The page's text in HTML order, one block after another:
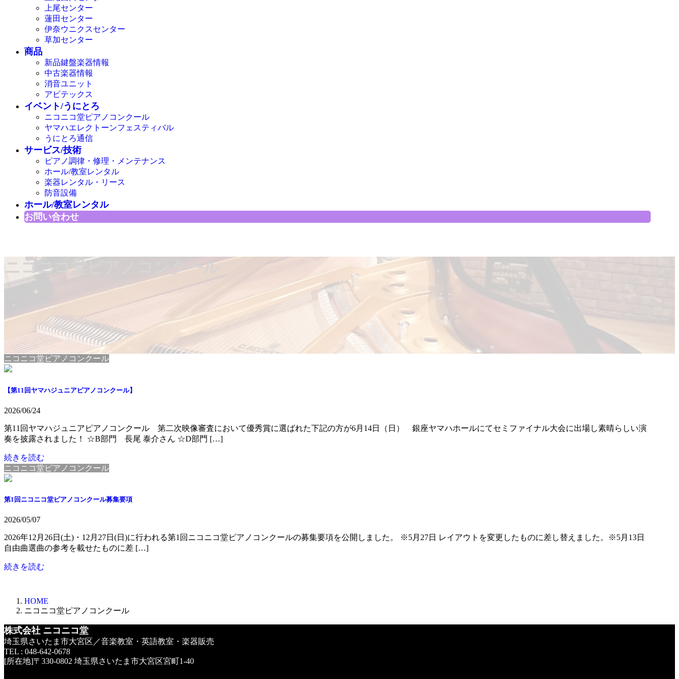
上尾センター
蓮田センター
伊奈ウニクスセンター
草加センター
商品
新品鍵盤楽器情報
中古楽器情報
消音ユニット
アビテックス
イベント/うにとろ
ニコニコ堂ピアノコンクール
ヤマハエレクトーンフェスティバル
うにとろ通信
サービス/技術
ピアノ調律・修理・メンテナンス
ホール/教室レンタル
楽器レンタル・リース
防音設備
ホール/教室レンタル
お問い合わせ
ニコニコ堂ピアノコンクール
ニコニコ堂ピアノコンクール
【第11回ヤマハジュニアピアノコンクール】
2026/06/24
第11回ヤマハジュニアピアノコンクール 第二次映像審査において優秀賞に選ばれた下記の方が6月14日（日） 銀座ヤマハホールにてセミファイナル大会に出場し素晴らしい演
奏を披露されました！ ☆B部門 長尾 泰介さん ☆D部門 […]
続きを読む
ニコニコ堂ピアノコンクール
第1回ニコニコ堂ピアノコンクール募集要項
2026/05/07
2026年12月26日(土)・12月27日(日)に行われる第1回ニコニコ堂ピアノコンクールの募集要項を公開しました。 ※5月27日 レイアウトを変更したものに差し替えました。※5月13日
自由曲選曲の参考を載せたものに差 […]
続きを読む
HOME
ニコニコ堂ピアノコンクール
株式会社 ニコニコ堂
埼玉県さいたま市大宮区／音楽教室・英語教室・楽器販売
TEL : 048-642-0678
[所在地]〒330-0802 埼玉県さいたま市大宮区宮町1-40